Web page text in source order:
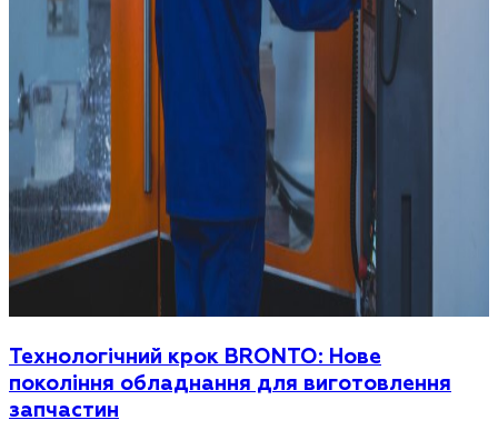
Технологічний крок BRONTO: Нове
покоління обладнання для виготовлення
запчастин